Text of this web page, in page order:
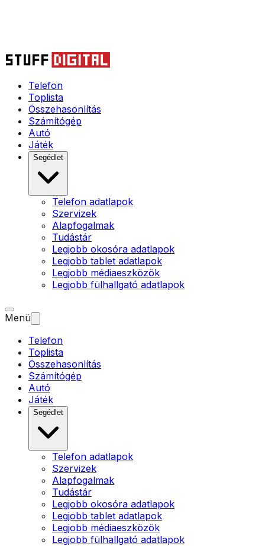
Telefon
Toplista
Összehasonlítás
Számítógép
Autó
Játék
Segédlet
Telefon adatlapok
Szervizek
Alapfogalmak
Tudástár
Legjobb okosóra adatlapok
Legjobb tablet adatlapok
Legjobb médiaeszközök
Legjobb fülhallgató adatlapok
Menü
Telefon
Toplista
Összehasonlítás
Számítógép
Autó
Játék
Segédlet
Telefon adatlapok
Szervizek
Alapfogalmak
Tudástár
Legjobb okosóra adatlapok
Legjobb tablet adatlapok
Legjobb médiaeszközök
Legjobb fülhallgató adatlapok